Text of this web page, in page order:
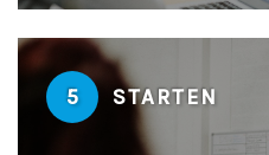
5 STARTEN